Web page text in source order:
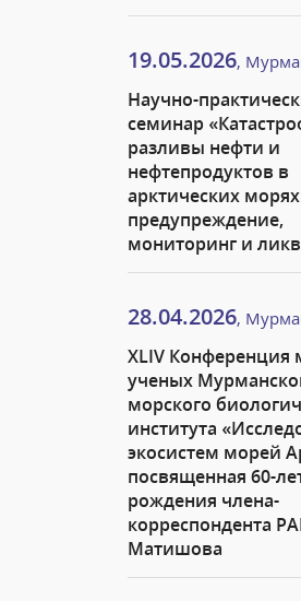
19.05.2026,
Научно-
семинар
разливы нефти и
нефтепродуктов в
арктических
предупреждение,
мониторинг и
28.04.2026,
XLIV Конференция
ученых
морского
института
экосистем морей
посвященная 60-
рождения члена-
корреспондента
Матишова